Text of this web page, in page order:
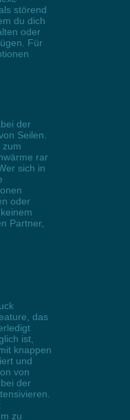
störend
du dich
oder
Für
der
Seilen.
zum
rar
sich in
oder
Partner,
das
ist,
knappen
und
von
der
zu